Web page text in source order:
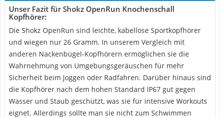
Unser Fazit für Shokz OpenRun Knochenschall
Kopfhörer:
Die Shokz OpenRun sind leichte, kabellose Sportkopfhörer
und wiegen nur 26 Gramm. In unserem Vergleich mit
anderen Nackenbügel-Kopfhörern ermöglichen sie die
Wahrnehmung von Umgebungsgeräuschen für mehr
Sicherheit beim Joggen oder Radfahren. Darüber hinaus sind
die Kopfhörer nach dem hohen Standard IP67 gut gegen
Wasser und Staub geschützt, was sie für intensive Workouts
eignet. Allerdings sollte man sie nicht zum Schwimmen